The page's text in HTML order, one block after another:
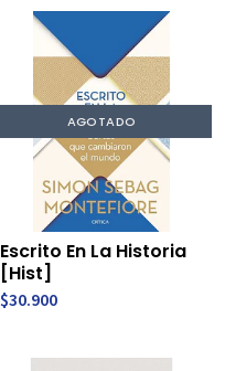
AGOTADO
Escrito En La Historia
[Hist]
$30.900